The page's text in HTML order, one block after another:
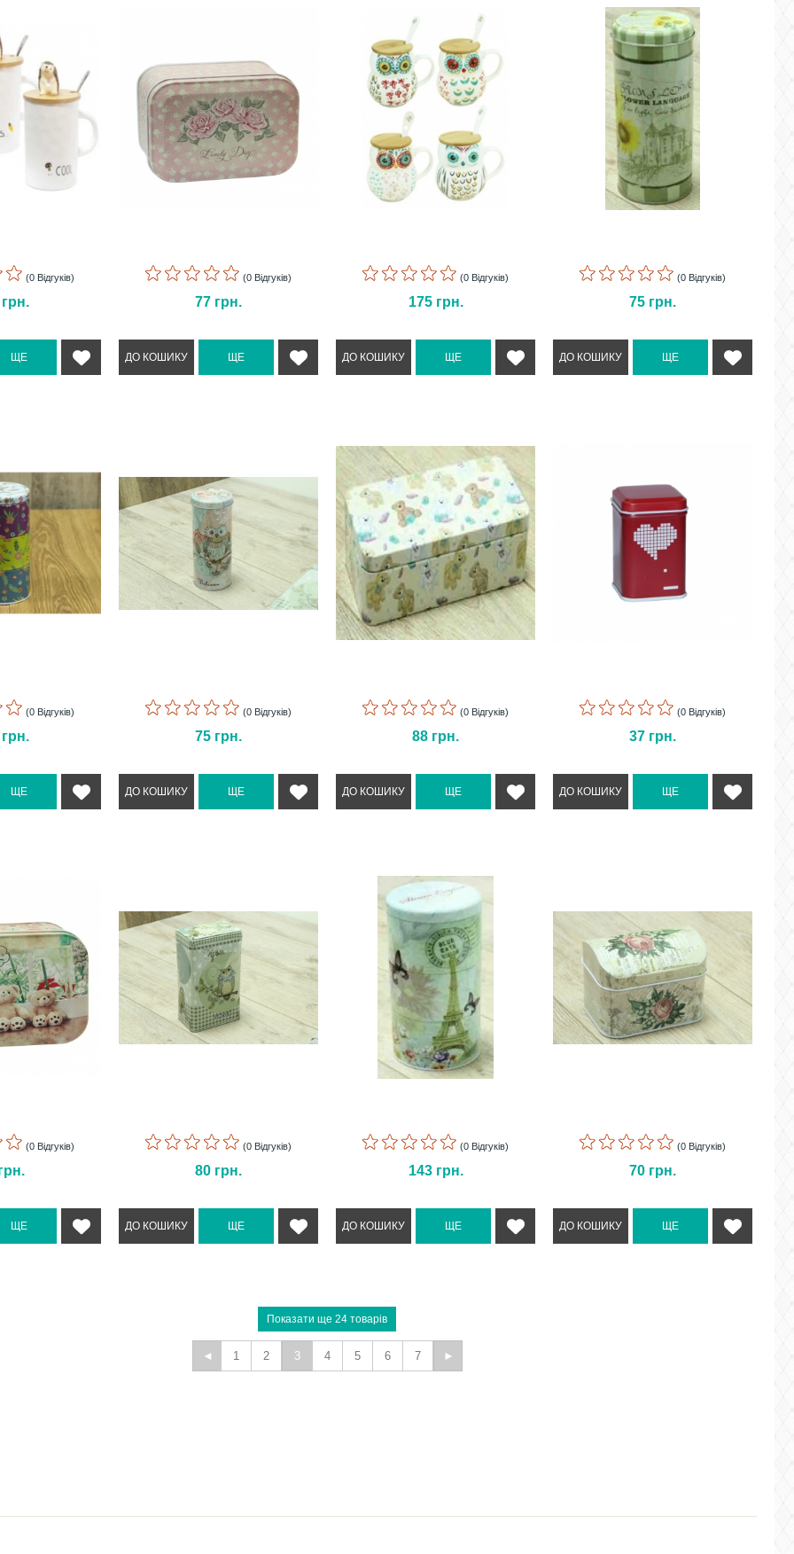
(0 Відгуків)
грн.
(0 Відгуків)
77 грн.
(0 Відгуків)
175 грн.
(0 Відгуків)
75 грн.
(0 Відгуків)
грн.
(0 Відгуків)
75 грн.
(0 Відгуків)
88 грн.
(0 Відгуків)
37 грн.
(0 Відгуків) (0 Відгуків)
80 грн.
(0 Відгуків)
143 грн.
(0 Відгуків)
70 грн.
1 2 3 4 5 6 7